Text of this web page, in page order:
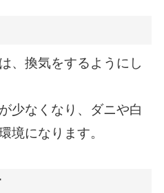
、換気をするようにし
少なくなり、ダニや白
境になります。